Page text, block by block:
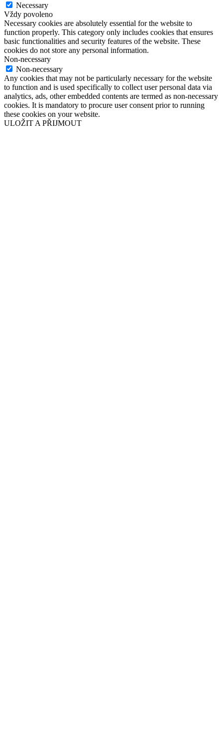
Necessary
Vždy povoleno
Necessary cookies are absolutely essential for the website to
function properly. This category only includes cookies that ensures
basic functionalities and security features of the website. These
cookies do not store any personal information.
Non-necessary
Non-necessary
Any cookies that may not be particularly necessary for the website
to function and is used specifically to collect user personal data via
analytics, ads, other embedded contents are termed as non-necessary
cookies. It is mandatory to procure user consent prior to running
these cookies on your website.
ULOŽIT A PŘIJMOUT